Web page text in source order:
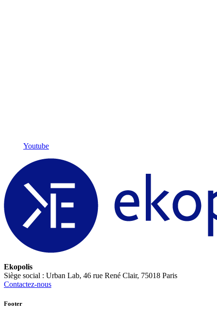
Youtube
Ekopolis
Siège social : Urban Lab, 46 rue René Clair, 75018 Paris
Contactez-nous
Footer